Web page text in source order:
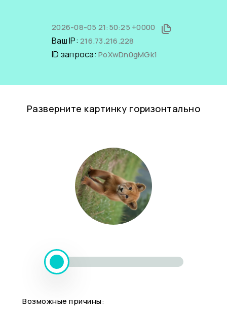
2026-08-05 21:50:25 +0000
Ваш IP: 216.73.216.228
ID запроса: PoXwDn0gMGk1
Разверните картинку горизонтально
Возможные причины: